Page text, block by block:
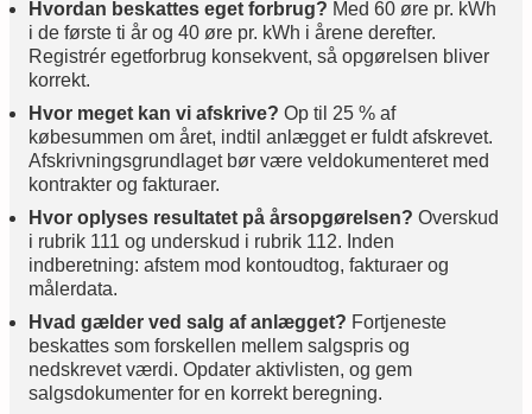
Hvordan beskattes eget forbrug? Med 60 øre pr. kWh
i de første ti år og 40 øre pr. kWh i årene derefter.
Registrér egetforbrug konsekvent, så opgørelsen bliver
korrekt.
Hvor meget kan vi afskrive? Op til 25 % af
købesummen om året, indtil anlægget er fuldt afskrevet.
Afskrivningsgrundlaget bør være veldokumenteret med
kontrakter og fakturaer.
Hvor oplyses resultatet på årsopgørelsen? Overskud
i rubrik 111 og underskud i rubrik 112. Inden
indberetning: afstem mod kontoudtog, fakturaer og
målerdata.
Hvad gælder ved salg af anlægget? Fortjeneste
beskattes som forskellen mellem salgspris og
nedskrevet værdi. Opdater aktivlisten, og gem
salgsdokumenter for en korrekt beregning.